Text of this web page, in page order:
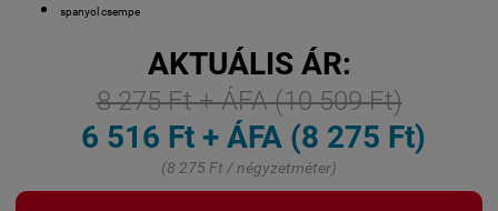
spanyol csempe
AKTUÁLIS ÁR:
8 275 Ft + ÁFA (10 509 Ft)
6 516 Ft + ÁFA (8 275 Ft)
(8 275 Ft / négyzetméter)